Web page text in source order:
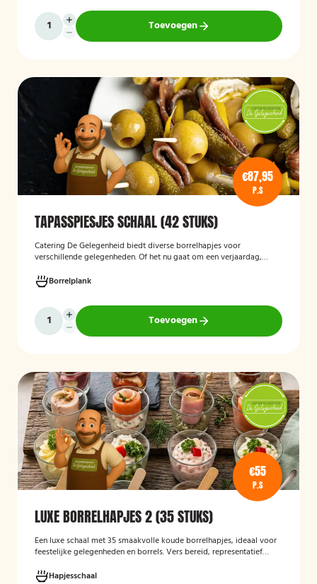
Toevoegen
€87,95
P.S
TAPASSPIESJES SCHAAL (42 STUKS)
Catering De Gelegenheid biedt diverse borrelhapjes voor
verschillende gelegenheden. Of het nu gaat om een verjaardag,
Hieronder ziet u een selectie uit ons aanbod. De tapasspiesjesschaal
is geschikt voor maximaal 6 personen.
Borrelplank
Toevoegen
€55
P.S
LUXE BORRELHAPJES 2 (35 STUKS)
Een luxe schaal met 35 smaakvolle koude borrelhapjes, ideaal voor
feestelijke gelegenheden en borrels. Vers bereid, representatief
Hapjesschaal